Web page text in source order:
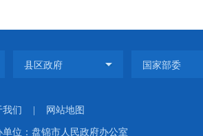
我们 网站地图
单位：盘锦市人民政府办公室